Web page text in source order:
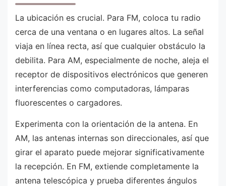
La ubicación es crucial. Para FM, coloca tu radio
cerca de una ventana o en lugares altos. La señal
viaja en línea recta, así que cualquier obstáculo la
debilita. Para AM, especialmente de noche, aleja el
receptor de dispositivos electrónicos que generen
interferencias como computadoras, lámparas
fluorescentes o cargadores.
Experimenta con la orientación de la antena. En
AM, las antenas internas son direccionales, así que
girar el aparato puede mejorar significativamente
la recepción. En FM, extiende completamente la
antena telescópica y prueba diferentes ángulos